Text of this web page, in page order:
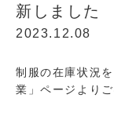
新しました
2023.12.08
制服の在庫状況
業」ページより